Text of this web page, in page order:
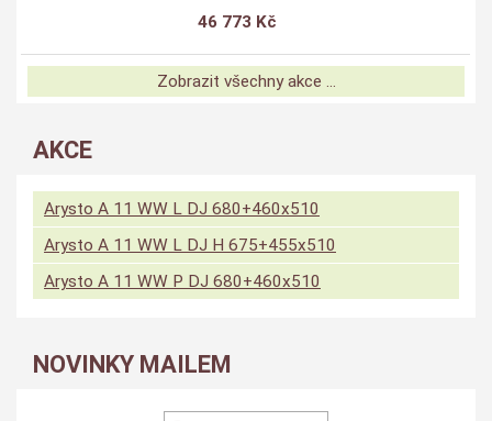
46 773 Kč
Zobrazit všechny akce ...
AKCE
Arysto A 11 WW L DJ 680+460x510
Arysto A 11 WW L DJ H 675+455x510
Arysto A 11 WW P DJ 680+460x510
NOVINKY MAILEM